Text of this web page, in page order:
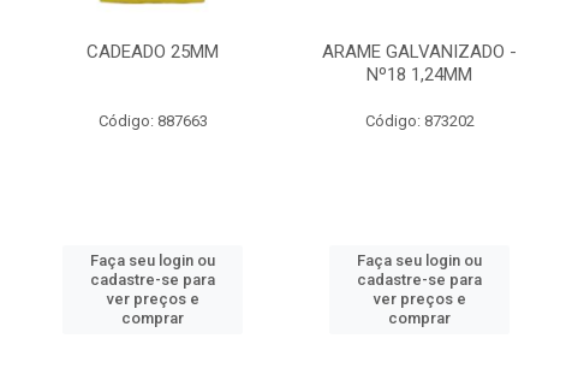
CADEADO 25MM
Código: 887663
Faça seu login ou
cadastre-se para
ver preços e
comprar
ARAME GALVANIZADO -
Nº18 1,24MM
Código: 873202
Faça seu login ou
cadastre-se para
ver preços e
comprar